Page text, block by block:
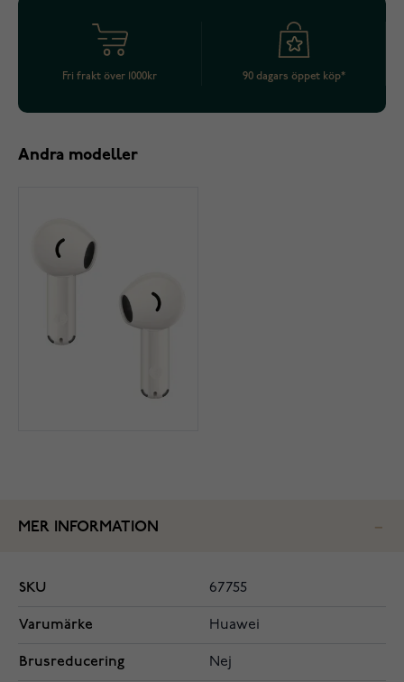
Fri frakt över 1000kr 90 dagars öppet köp*
Andra modeller
MER INFORMATION
SKU 67755
Varumärke Huawei
Brusreducering Nej